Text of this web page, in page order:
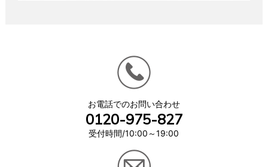
お電話でのお問い合わせ
0120-975-827
受付時間/10:00～19:00